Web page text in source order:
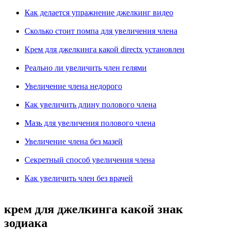
Как делается упражнение джелкинг видео
Сколько стоит помпа для увеличения члена
Крем для джелкинга какой directx установлен
Реально ли увеличить член гелями
Увеличение члена недорого
Как увеличить длину полового члена
Мазь для увеличения полового члена
Увеличение члена без мазей
Секретный способ увеличения члена
Как увеличить член без врачей
крем для джелкинга какой знак
зодиака